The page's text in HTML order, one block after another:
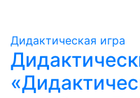
Дидактическая игра